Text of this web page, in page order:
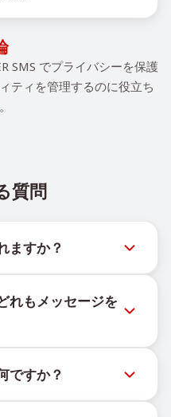
SMS でプライバシーを保護
ティを管理するのに役立ち
質問
ますか？
できます。このチャン
スできるよう、タイム
れもメッセージを
アルゴリズムにより、
信がさまざまな理由で
ですか？